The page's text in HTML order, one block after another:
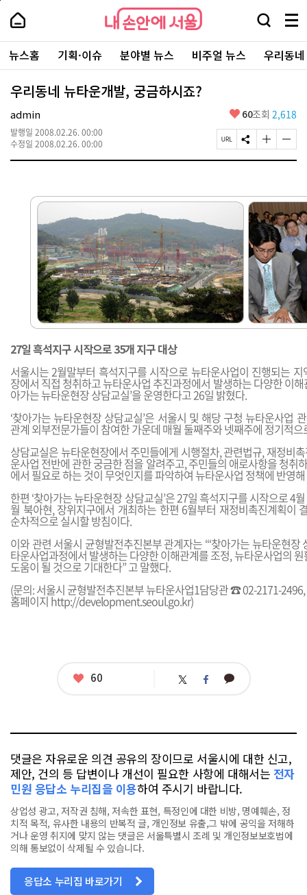
본
로
가
내
손
안
에
서
울
-
서
울
시
대
표
소
내
손
에
울
검
창
열
기
메
뉴
전
체
보
주
요
서
뉴스홈 기획·이슈 분야별 뉴스 비주얼 뉴스 우리동
우리동네 뉴타운개발, 궁금하시죠?
admin
발행일 2008.02.26. 00:00
수정일 2008.02.26. 00:00
좋
요
60조회 2,618
페
이
L
사
S
N
하
기
글
자
게
변
경
하
기
글
자
게
변
경
하
기
27일 흑석지구 시작으로 35개 지구 대상
서울시는 2월말부터 흑석지구를 시작으로 뉴타운사업이 진행되는
장에서 직접 청취하고 뉴타운사업 추진과정에서 발생하는 다양한 이해
아가는 뉴타운현장 상담교실’을 운영한다고 26일 밝혔다.
‘찾아가는 뉴타운현장 상담교실’은 서울시 및 해당 구청 뉴타운사업
관계 외부전문가들이 참여한 가운데 매월 둘째주와 넷째주에 정기적
상담교실은 뉴타운현장에서 주민들에게 시행절차, 관련법규, 재정비
운사업 전반에 관한 궁금한 점을 알려주고, 주민들의 애로사항을 청취
에서 필요로 하는 것이 무엇인지를 파악하여 뉴타운사업 정책에 반영
한편 ‘찾아가는 뉴타운현장 상담교실’은 27일 흑석지구를 시작으로 4
월 북아현, 장위지구에서 개최하는 한편 6월부터 재정비촉진계획이
순차적으로 실시할 방침이다.
이와 관련 서울시 균형발전추진본부 관계자는 “‘찾아가는 뉴타운현장
타운사업과정에서 발생하는 다양한 이해관계를 조정, 뉴타운사업의
도움이 될 것으로 기대한다” 고 말했다.
(문의: 서울시 균형발전추진본부 뉴타운사업1담당관 ☎ 02-2171-2496,
홈페이지http://development.seoul.go.kr)
좋
60 트 페 카
댓글은 자유로운 의견 공유의 장이므로 서울시에 대한 신고,
제안, 건의 등 답변이나 개선이 필요한 사항에 대해서는 전자
민원 응답소 누리집을 이용하여 주시기 바랍니다.
상업성 광고, 저작권 침해, 저속한 표현, 특정인에 대한 비방, 명예훼손, 정
치적 목적, 유사한 내용의 반복적 글, 개인정보 유출,그 밖에 공익을 저해하
거나 운영 취지에 맞지 않는 댓글은 서울특별시 조례 및 개인정보보호법에
의해 통보없이 삭제될 수 있습니다.
응답소 누리집 바로가기
페
상
단
로